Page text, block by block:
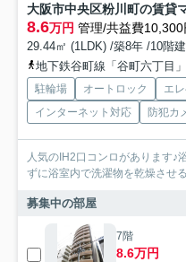
大阪市中央区粉川町の賃貸
8.6万円 管理/共益費10,300
29.44㎡ (1LDK) /築8年 /10階建
地下鉄谷町線「谷町六丁目
駐輪場 オートロック エ
インターネット対応
防犯カ
人気のIH2口コンロがあります♪
ずに浴室内で洗濯物を乾燥させ
募集中の部屋
7階
8.6万円